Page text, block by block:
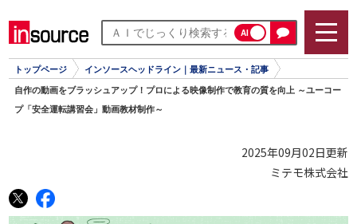
AI
トップページ インソースヘッドライン｜最新ニュース・記事
自作の動画をブラッシュアップ！プロによる映像制作で教育の質を向上 ～ユーコー
プ「安全運転講習会」動画教材制作～
2025年09月02日更新
ミテモ株式会社